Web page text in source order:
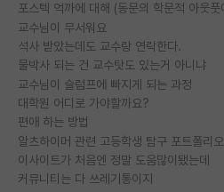
교수님이 무서워요
석사 받았는데도 교수랑 연락한다.
물박사 되는 건 교수탓도 있는거 아니냐
교수님이 슬럼프에 빠지게 되는 과정
대학원 어디로 가야할까요?
편애 하는 방법
알츠하이머 관련 고등학생 탐구 포트폴리오
이사이트가 처음엔 정말 도움많이됐는데
커뮤니티는 다 쓰레기통이지